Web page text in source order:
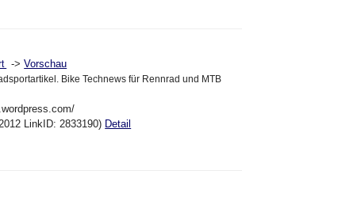
->Vorschau
Bike Technews für Rennrad und MTB
LinkID: 2833190) Detail